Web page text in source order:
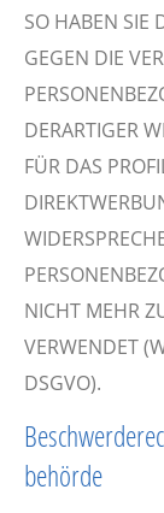
SO HABEN SIE
GEGEN DIE
DERARTIGER
FÜR DAS
NICHT MEHR
VERWENDET
DSGVO).
behörde